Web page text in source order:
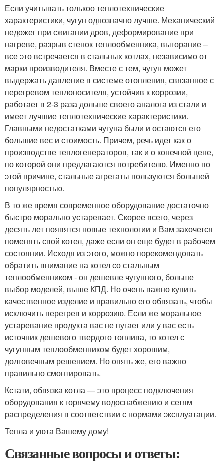
Если учитывать толькоо теплотехнические
характеристики, чугун однозначно лучше. Механический
недожег при сжигании дров, деформирование при
нагреве, разрыв стенок теплообменника, выгорание –
все это встречается в стальных котлах, независимо от
марки производителя. Вместе с тем, чугун может
выдержать давление в системе отопления, связанное с
перегревом теплоносителя, устойчив к коррозии,
работает в 2-3 раза дольше своего аналога из стали и
имеет лучшие теплотехнические характеристики.
Главными недостатками чугуна были и остаются его
большие вес и стоимость. Причем, речь идет как о
производстве теплогенераторов, так и о конечной цене,
по которой они предлагаются потребителю. Именно по
этой причине, стальные агрегаты пользуются большей
популярностью.
В то же время современное оборудование достаточно
быстро морально устаревает. Скорее всего, через
десять лет появятся новые технологии и Вам захочется
поменять свой котел, даже если он еще будет в рабочем
состоянии. Исходя из этого, можно порекомендовать
обратить внимание на котел со стальным
теплообменником - он дешевле чугунного, больше
выбор моделей, выше КПД. Но очень важно купить
качественное изделие и правильно его обвязать, чтобы
исключить перегрев и коррозию. Если же моральное
устаревание продукта вас не пугает или у вас есть
источник дешевого твердого топлива, то котел с
чугунным теплообменником будет хорошим,
долговечным решением. Но опять же, его важно
правильно смонтировать.
Кстати, обвязка котла — это процесс подключения
оборудования к горячему водоснабжению и сетям
распределения в соответствии с нормами эксплуатации.
Тепла и уюта Вашему дому!
Связанные вопросы и ответы: